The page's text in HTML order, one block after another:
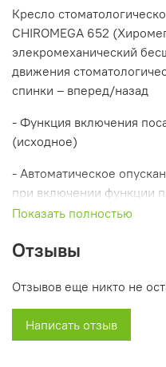
Кресло
CHIROMEGA 652
элекромеханический
движения
спинки – вперед/назад
- Функция включения
(исходное)
- Автоматическое
при включении функции
положения
- Резьбовой зажим
быструю фиксацию и
- Левый подлокотник
- Широкий выбор цветов
Показать полностью
Отзывы
Отзывов еще никто не
Написать отзыв